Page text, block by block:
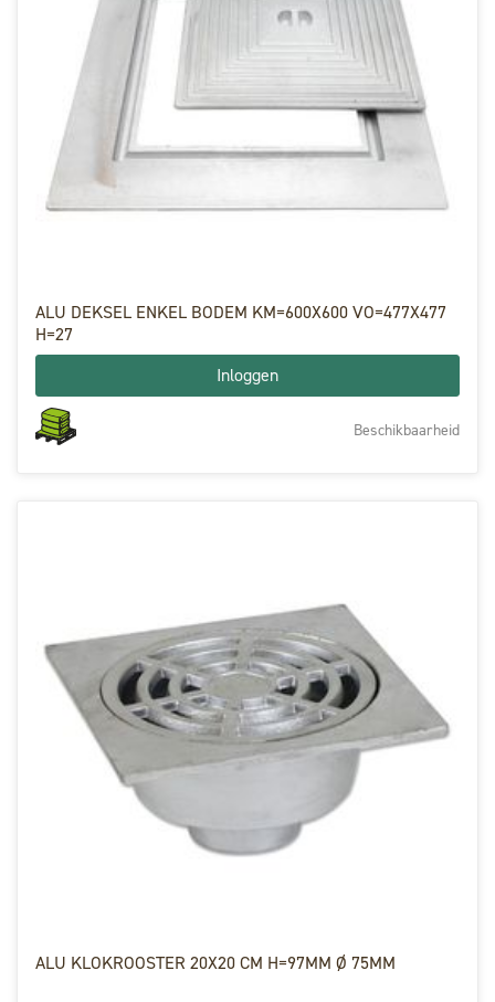
ALU DEKSEL ENKEL BODEM KM=600X600 VO=477X477
H=27
Inloggen
Beschikbaarheid
ALU KLOKROOSTER 20X20 CM H=97MM Ø 75MM